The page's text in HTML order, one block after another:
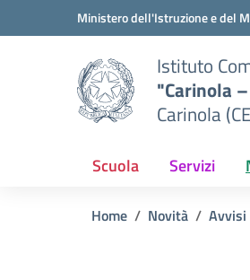
Vai ai contenuti
Vai al menu di navigazioneMinistero dell'Istruzione e del
Istituto
"Carinola
Carinola
Scuola Servizi
Home Novità Avvisi